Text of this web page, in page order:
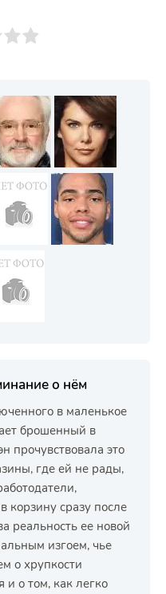
о нём
в маленькое
брошенный в
прочувствовала это
где ей не рады,
сразу после
реальность ее новой
изгоем, чье
о хрупкости
и о том, как легко